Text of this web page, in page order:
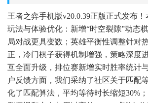
王者之弈手机版v20.0.39正版正式发布
玩法与体验优化：新增“时空裂隙”动态
局对战更具变数；英雄平衡性调整针对
正，冷门棋子获得机制增强，策略深度
互全面升级，排位赛新增实时胜率统计
户反馈方面，我们采纳了社区关于匹配
化了匹配算法，平均等待时长缩短30%